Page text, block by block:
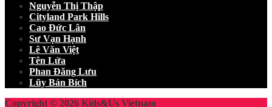
Nguyễn Thị Thập
Cityland Park Hills
Cao Đức Lân
Sư Vạn Hạnh
Lê Văn Việt
Tên Lửa
Phan Đăng Lưu
Lũy Bán Bích
Copyright © 2026 Kids&Us Vietnam